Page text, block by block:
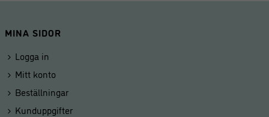
MINA SIDOR
Logga in
Mitt konto
Beställningar
Kunduppgifter